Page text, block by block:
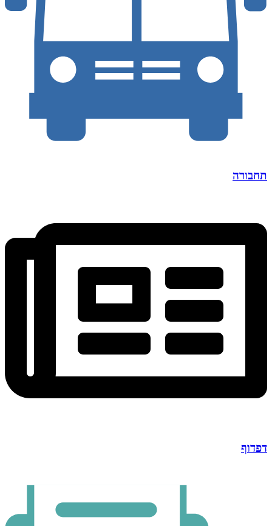
תחבורה
דפדוף